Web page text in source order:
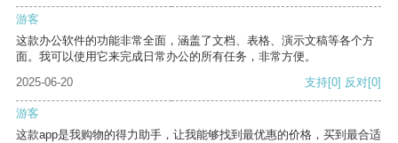
游客
这款办公软件的功能非常全面，涵盖了文档、表格、演示文稿等各个方
面。我可以使用它来完成日常办公的所有任务，非常方便。
2025-06-20
支持[0] 反对[0]
游客
这款app是我购物的得力助手，让我能够找到最优惠的价格，买到最合适